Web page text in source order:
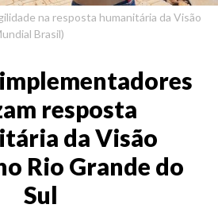
na resposta humanitária da Visão
Brasil)
resposta
da Visão
Rio Grande do
Sul